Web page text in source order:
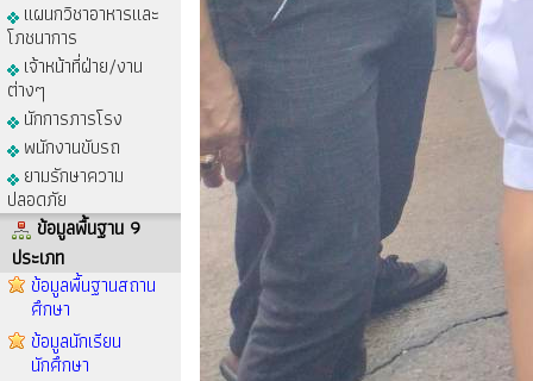
แผนกวิชาอาหารและ
โภชนาการ
เจ้าหน้าที่ฝ่าย/งาน
ต่างๆ
นักการภารโรง
พนักงานขับรถ
ยามรักษาความ
ปลอดภัย
ข้อมูลพื้นฐาน 9
ประเภท
ข้อมูลพื้นฐานสถาน
ศึกษา
ข้อมูลนักเรียน
นักศึกษา